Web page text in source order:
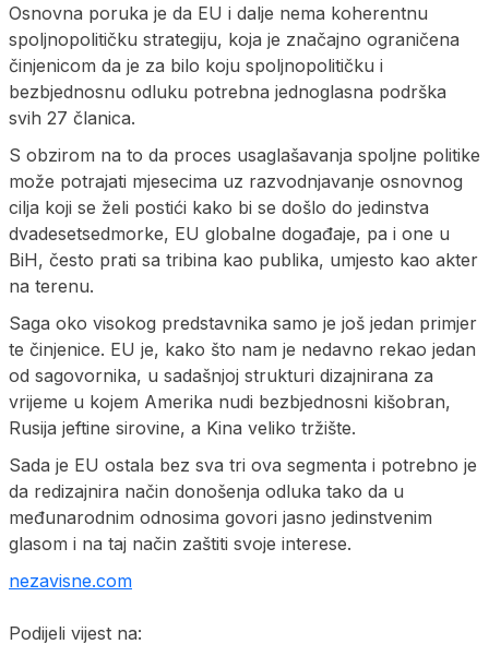
Osnovna poruka je da EU i dalje nema koherentnu
spoljnopolitičku strategiju, koja je značajno ograničena
činjenicom da je za bilo koju spoljnopolitičku i
bezbjednosnu odluku potrebna jednoglasna podrška
svih 27 članica.
S obzirom na to da proces usaglašavanja spoljne politike
može potrajati mjesecima uz razvodnjavanje osnovnog
cilja koji se želi postići kako bi se došlo do jedinstva
dvadesetsedmorke, EU globalne događaje, pa i one u
BiH, često prati sa tribina kao publika, umjesto kao akter
na terenu.
Saga oko visokog predstavnika samo je još jedan primjer
te činjenice. EU je, kako što nam je nedavno rekao jedan
od sagovornika, u sadašnjoj strukturi dizajnirana za
vrijeme u kojem Amerika nudi bezbjednosni kišobran,
Rusija jeftine sirovine, a Kina veliko tržište.
Sada je EU ostala bez sva tri ova segmenta i potrebno je
da redizajnira način donošenja odluka tako da u
međunarodnim odnosima govori jasno jedinstvenim
glasom i na taj način zaštiti svoje interese.
nezavisne.com
Podijeli vijest na: